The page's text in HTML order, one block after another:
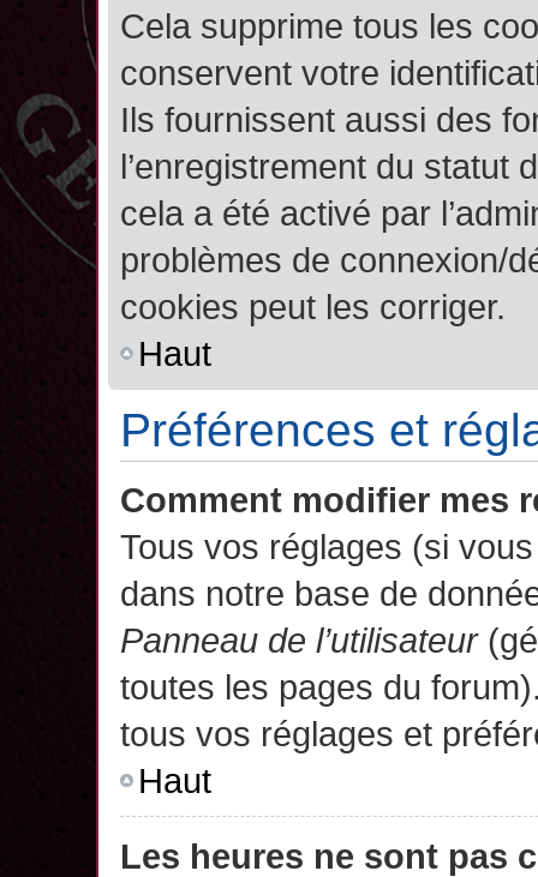
Cela supprime tous les
conservent votre
Ils fournissent aussi des
l’enregistrement du statut
cela a été activé par
problèmes de connexion/
cookies peut les corriger.
Haut
Préférences et
Comment modifier mes
Tous vos réglages (si
dans notre base de
Panneau de l’utilisateur
toutes les pages du
tous vos réglages et
Haut
Les heures ne sont pas